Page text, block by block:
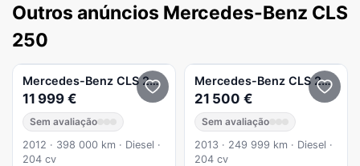
Outros anúncios Mercedes-Benz CLS
250
Mercedes-Benz CLS 250 CDI BlueEfficiency
11 999 €
Sem avaliação
2012 · 398 000 km · Diesel ·
204 cv
Mercedes-Benz CLS 250
21 500 €
Sem avaliação
2013 · 249 999 km · Diesel ·
204 cv